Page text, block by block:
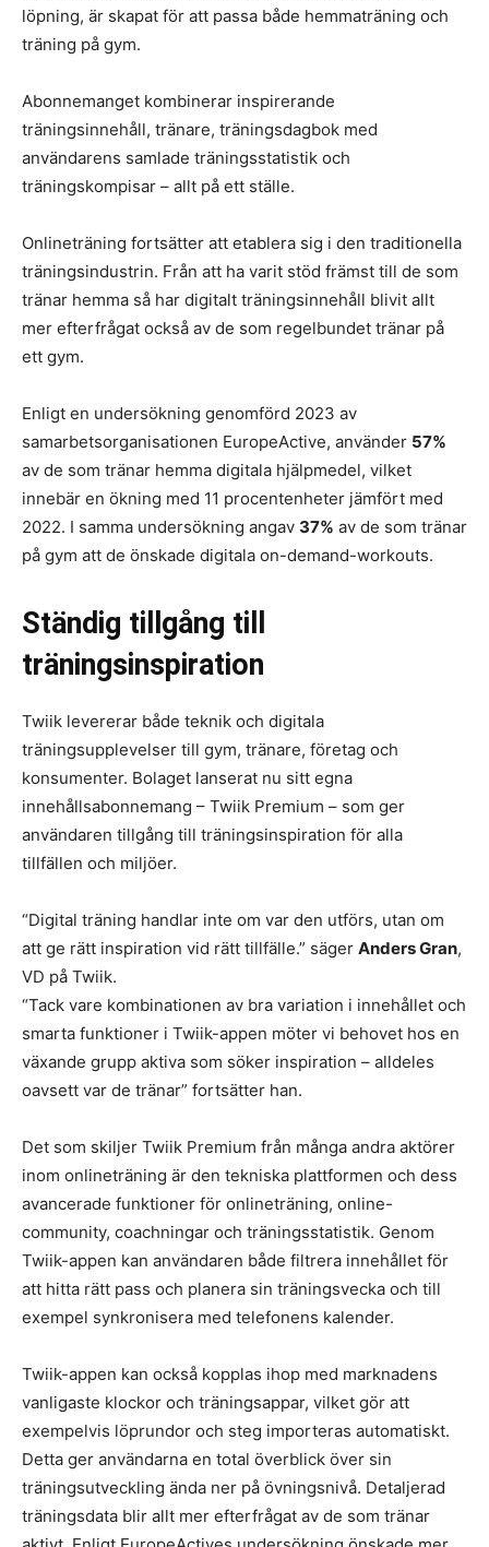
löpning, är skapat för att passa både hemmaträning och
träning på gym.
Abonnemanget kombinerar inspirerande
träningsinnehåll, tränare, träningsdagbok med
användarens samlade träningsstatistik och
träningskompisar – allt på ett ställe.
Onlineträning fortsätter att etablera sig i den traditionella
träningsindustrin. Från att ha varit stöd främst till de som
tränar hemma så har digitalt träningsinnehåll blivit allt
mer efterfrågat också av de som regelbundet tränar på
ett gym.
Enligt en undersökning genomförd 2023 av
samarbetsorganisationen EuropeActive, använder 57%
av de som tränar hemma digitala hjälpmedel, vilket
innebär en ökning med 11 procentenheter jämfört med
2022. I samma undersökning angav 37% av de som tränar
på gym att de önskade digitala on-demand-workouts.
Ständig tillgång till
träningsinspiration
Twiik levererar både teknik och digitala
träningsupplevelser till gym, tränare, företag och
konsumenter. Bolaget lanserat nu sitt egna
innehållsabonnemang – Twiik Premium – som ger
användaren tillgång till träningsinspiration för alla
tillfällen och miljöer.
“Digital träning handlar inte om var den utförs, utan om
att ge rätt inspiration vid rätt tillfälle.” säger Anders Gran,
VD på Twiik.
“Tack vare kombinationen av bra variation i innehållet och
smarta funktioner i Twiik-appen möter vi behovet hos en
växande grupp aktiva som söker inspiration – alldeles
oavsett var de tränar” fortsätter han.
Det som skiljer Twiik Premium från många andra aktörer
inom onlineträning är den tekniska plattformen och dess
avancerade funktioner för onlineträning, online-
community, coachningar och träningsstatistik. Genom
Twiik-appen kan användaren både filtrera innehållet för
att hitta rätt pass och planera sin träningsvecka och till
exempel synkronisera med telefonens kalender.
Twiik-appen kan också kopplas ihop med marknadens
vanligaste klockor och träningsappar, vilket gör att
exempelvis löprundor och steg importeras automatiskt.
Detta ger användarna en total överblick över sin
träningsutveckling ända ner på övningsnivå. Detaljerad
träningsdata blir allt mer efterfrågat av de som tränar